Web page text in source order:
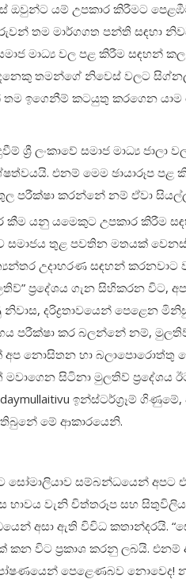
ඔවුන්ට යම් උපකාර කිරීමට
තම මාර්ගගත පන්ති සඳහා
මාධ්‍ය වල පළ කිරීම සඳහන්
තමන්ගේ නිවෙස් වලට
තම ඉගෙනීම් කටයුතු කරගෙන
ශ්‍රී ලංකාවේ සමාජ මාධ්‍ය
එනම් මෙම ඡායාරූප පළ
පරීක්ෂා කරන්නේ නම් ඒවා
යනු යමෙකුට උපකාර කිරීම
තුළ පවතින මතයක්
උදාහරණ සඳහන් කරනවාට
ප්‍රදේශය ගැන සිහිකරන විට,
දරිද්‍රතාවයෙන් පෙළෙන
පරීක්ෂා කර බලන්නේ නම්,
අප නොසිතන හා බලාපොරොත්තු
සිටිනා මුලතිව් ප්‍රදේශය
ඉන්ස්ටර්ග්‍රෑම්
මේ ආකාරයෙනි.
සම්බන්ධයෙන් අපට
වැනි චිත්තරූප සහ
අසා ඇති විවිධ කතාන්දරයි.
විට ප්‍රකාශ කරනු ලබයි. එනම්
පෙළෙණබව නොවෙද! නමුත්